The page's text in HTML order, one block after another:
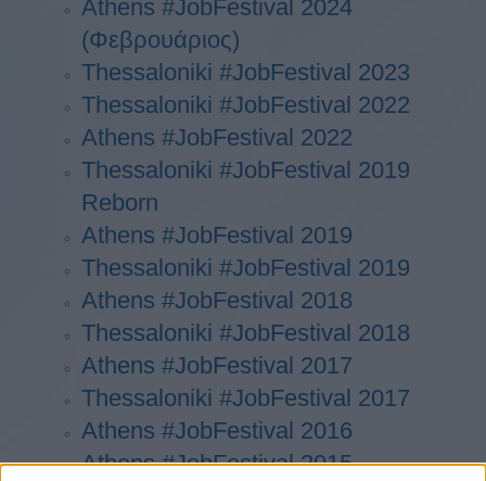
Athens #JobFestival 2024
(Φεβρουάριος)
Thessaloniki #JobFestival 2023
Thessaloniki #JobFestival 2022
Athens #JobFestival 2022
Thessaloniki #JobFestival 2019
Reborn
Athens #JobFestival 2019
Thessaloniki #JobFestival 2019
Athens #JobFestival 2018
Thessaloniki #JobFestival 2018
Athens #JobFestival 2017
Τhessaloniki #JobFestival 2017
Athens #JobFestival 2016
Athens #JobFestival 2015